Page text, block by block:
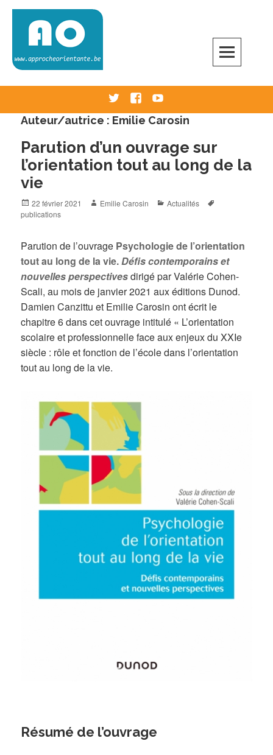
Skip
TwitterFacebookYoutube
Auteur/autrice : Emilie Carosin
Parution d’un ouvrage sur
l’orientation tout au long de la
vie
Posted
on
22 février 2021 Author
Emilie Carosin Categories
Actualités
publications
Parution de l’ouvrage Psychologie de l’orientation
tout au long de la vie.Défis contemporains et
nouvelles perspectivesdirigé par Valérie Cohen-
Scali, au mois de janvier 2021 aux éditions Dunod.
Damien Canzittu et Emilie Carosin ont écrit le
chapitre 6 dans cet ouvrage intitulé « L’orientation
scolaire et professionnelle face aux enjeux du XXIe
siècle : rôle et fonction de l’école dans l’orientation
tout au long de la vie.
Résumé de l’ouvrage